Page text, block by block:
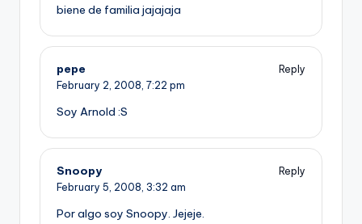
biene de familia jajajaja
pepe
Reply
February 2, 2008, 7:22 pm
Soy Arnold :S
Snoopy
Reply
February 5, 2008, 3:32 am
Por algo soy Snoopy. Jejeje.